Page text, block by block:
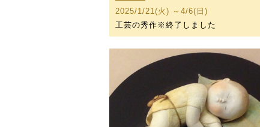
2025/1/21(火) ～4/6(日)
工芸の秀作※終了しました